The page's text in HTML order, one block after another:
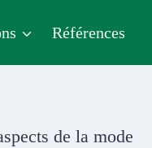
Références
de la mode